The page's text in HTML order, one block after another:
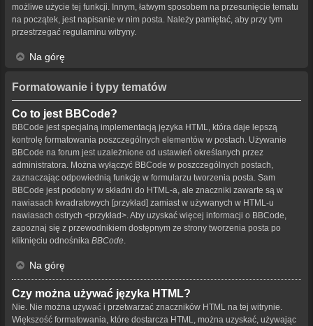
możliwe użycie tej funkcji. Innym, łatwym sposobem na przesunięcie tematu
na początek, jest napisanie w nim posta. Należy pamiętać, aby przy tym
przestrzegać regulaminu witryny.
Na górę
Formatowanie i typy tematów
Co to jest BBCode?
BBCode jest specjalną implementacją języka HTML, która daje lepszą
kontrolę formatowania poszczególnych elementów w postach. Używanie
BBCode na forum jest uzależnione od ustawień określanych przez
administratora. Można wyłączyć BBCode w poszczególnych postach,
zaznaczając odpowiednią funkcję w formularzu tworzenia posta. Sam
BBCode jest podobny w składni do HTML-a, ale znaczniki zawarte są w
nawiasach kwadratowych [przykład] zamiast w używanych w HTML-u
nawiasach ostrych <przykład>. Aby uzyskać więcej informacji o BBCode,
zapoznaj się z przewodnikiem dostępnym ze strony tworzenia posta po
kliknięciu odnośnika BBCode
Na górę
Czy można używać języka HTML?
Nie. Nie można używać i przetwarzać znaczników HTML na tej witrynie.
Większość formatowania, które dostarcza HTML, można uzyskać, używając